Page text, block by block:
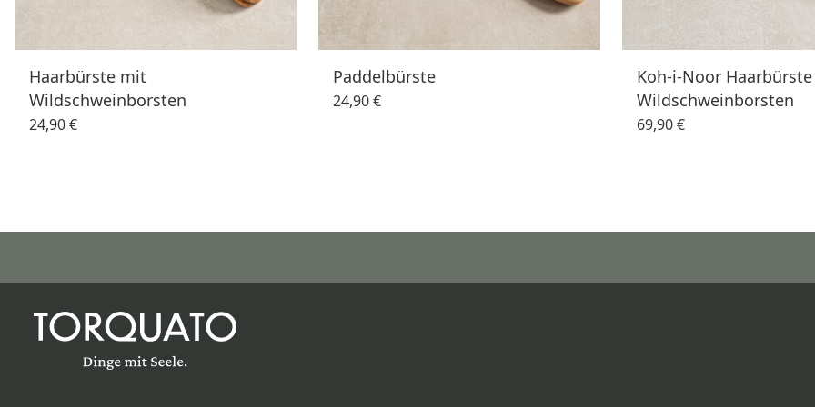
Haarbürste mit
Wildschweinborsten
24,90 €
Paddelbürste
24,90 €
Koh-i-Noor
Wildschweinborsten
69,90 €